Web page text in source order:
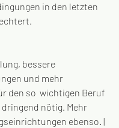
in den letzten
bessere
und mehr
den so  wichtigen Beruf
nötig. Mehr
ebenso. |